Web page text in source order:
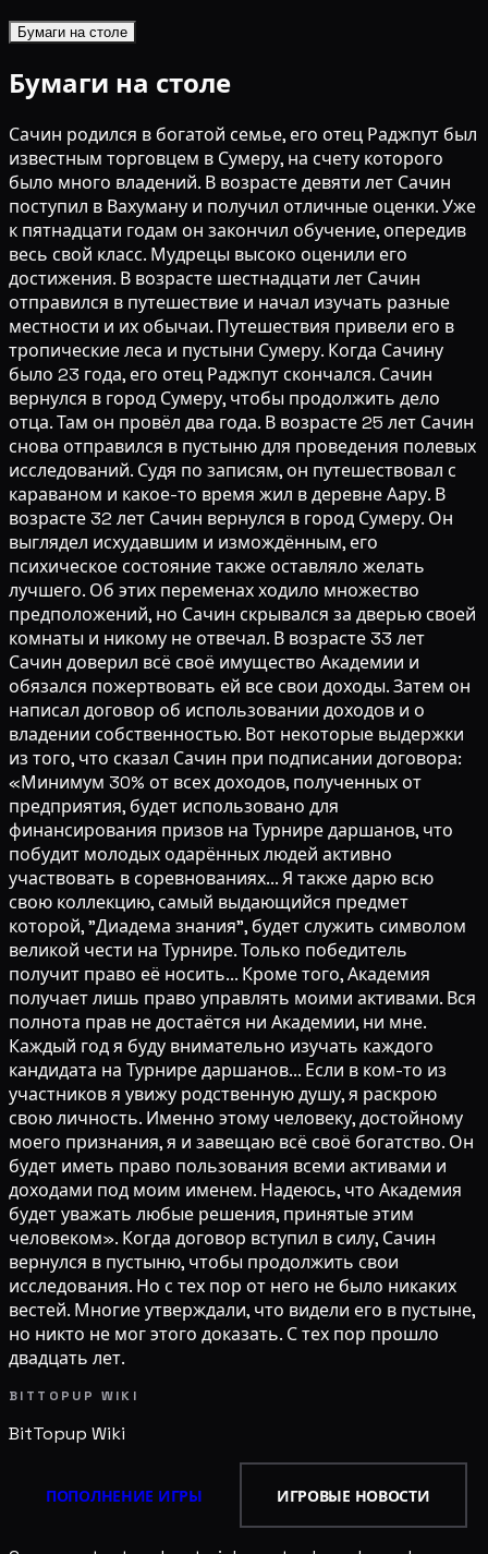
Бумаги на столе
Бумаги на столе
Сачин родился в богатой семье, его отец Раджпут был
известным торговцем в Сумеру, на счету которого
было много владений. В возрасте девяти лет Сачин
поступил в Вахуману и получил отличные оценки. Уже
к пятнадцати годам он закончил обучение, опередив
весь свой класс. Мудрецы высоко оценили его
достижения. В возрасте шестнадцати лет Сачин
отправился в путешествие и начал изучать разные
местности и их обычаи. Путешествия привели его в
тропические леса и пустыни Сумеру. Когда Сачину
было 23 года, его отец Раджпут скончался. Сачин
вернулся в город Сумеру, чтобы продолжить дело
отца. Там он провёл два года. В возрасте 25 лет Сачин
снова отправился в пустыню для проведения полевых
исследований. Судя по записям, он путешествовал с
караваном и какое-то время жил в деревне Аару. В
возрасте 32 лет Сачин вернулся в город Сумеру. Он
выглядел исхудавшим и измождённым, его
психическое состояние также оставляло желать
лучшего. Об этих переменах ходило множество
предположений, но Сачин скрывался за дверью своей
комнаты и никому не отвечал. В возрасте 33 лет
Сачин доверил всё своё имущество Академии и
обязался пожертвовать ей все свои доходы. Затем он
написал договор об использовании доходов и о
владении собственностью. Вот некоторые выдержки
из того, что сказал Сачин при подписании договора:
«Минимум 30% от всех доходов, полученных от
предприятия, будет использовано для
финансирования призов на Турнире даршанов, что
побудит молодых одарённых людей активно
участвовать в соревнованиях... Я также дарю всю
свою коллекцию, самый выдающийся предмет
которой, "Диадема знания", будет служить символом
великой чести на Турнире. Только победитель
получит право её носить... Кроме того, Академия
получает лишь право управлять моими активами. Вся
полнота прав не достаётся ни Академии, ни мне.
Каждый год я буду внимательно изучать каждого
кандидата на Турнире даршанов... Если в ком-то из
участников я увижу родственную душу, я раскрою
свою личность. Именно этому человеку, достойному
моего признания, я и завещаю всё своё богатство. Он
будет иметь право пользования всеми активами и
доходами под моим именем. Надеюсь, что Академия
будет уважать любые решения, принятые этим
человеком». Когда договор вступил в силу, Сачин
вернулся в пустыню, чтобы продолжить свои
исследования. Но с тех пор от него не было никаких
вестей. Многие утверждали, что видели его в пустыне,
но никто не мог этого доказать. С тех пор прошло
двадцать лет.
BITTOPUP WIKI
BitTopup Wiki
ПОПОЛНЕНИЕ ИГРЫ ИГРОВЫЕ НОВОСТИ